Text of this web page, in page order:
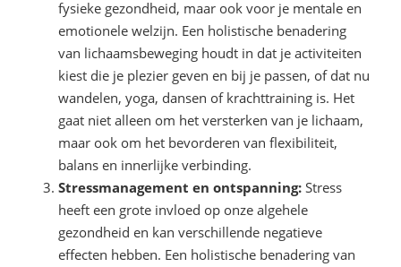
fysieke gezondheid, maar ook voor je mentale en
emotionele welzijn. Een holistische benadering
van lichaamsbeweging houdt in dat je activiteiten
kiest die je plezier geven en bij je passen, of dat nu
wandelen, yoga, dansen of krachttraining is. Het
gaat niet alleen om het versterken van je lichaam,
maar ook om het bevorderen van flexibiliteit,
balans en innerlijke verbinding.
Stressmanagement en ontspanning: Stress
heeft een grote invloed op onze algehele
gezondheid en kan verschillende negatieve
effecten hebben. Een holistische benadering van